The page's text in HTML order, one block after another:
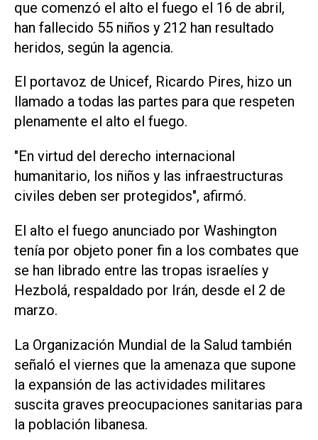
que comenzó el alto el fuego el 16 de abril,
han fallecido 55 niños y ​212 han ‌resultado
heridos, según la agencia.
El portavoz de Unicef, Ricardo Pires, hizo un
llamado a todas las partes para que respeten
plenamente el alto el fuego.
"En virtud del ⁠derecho internacional
humanitario, los niños y las infraestructuras
civiles deben ser protegidos", afirmó.
El alto el fuego anunciado por Washington
tenía por objeto poner fin a los combates que
se han librado entre las tropas israelíes y
Hezbolá, respaldado por Irán, desde ‌el 2 de
marzo.
La Organización Mundial de la Salud también
señaló el viernes que la amenaza que supone
la expansión de las actividades militares
suscita graves preocupaciones sanitarias para
la población libanesa.